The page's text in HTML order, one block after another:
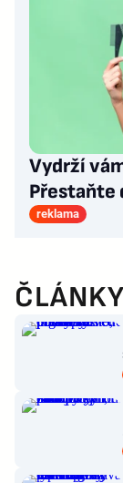
Vydrží
Přestaňte
reklama